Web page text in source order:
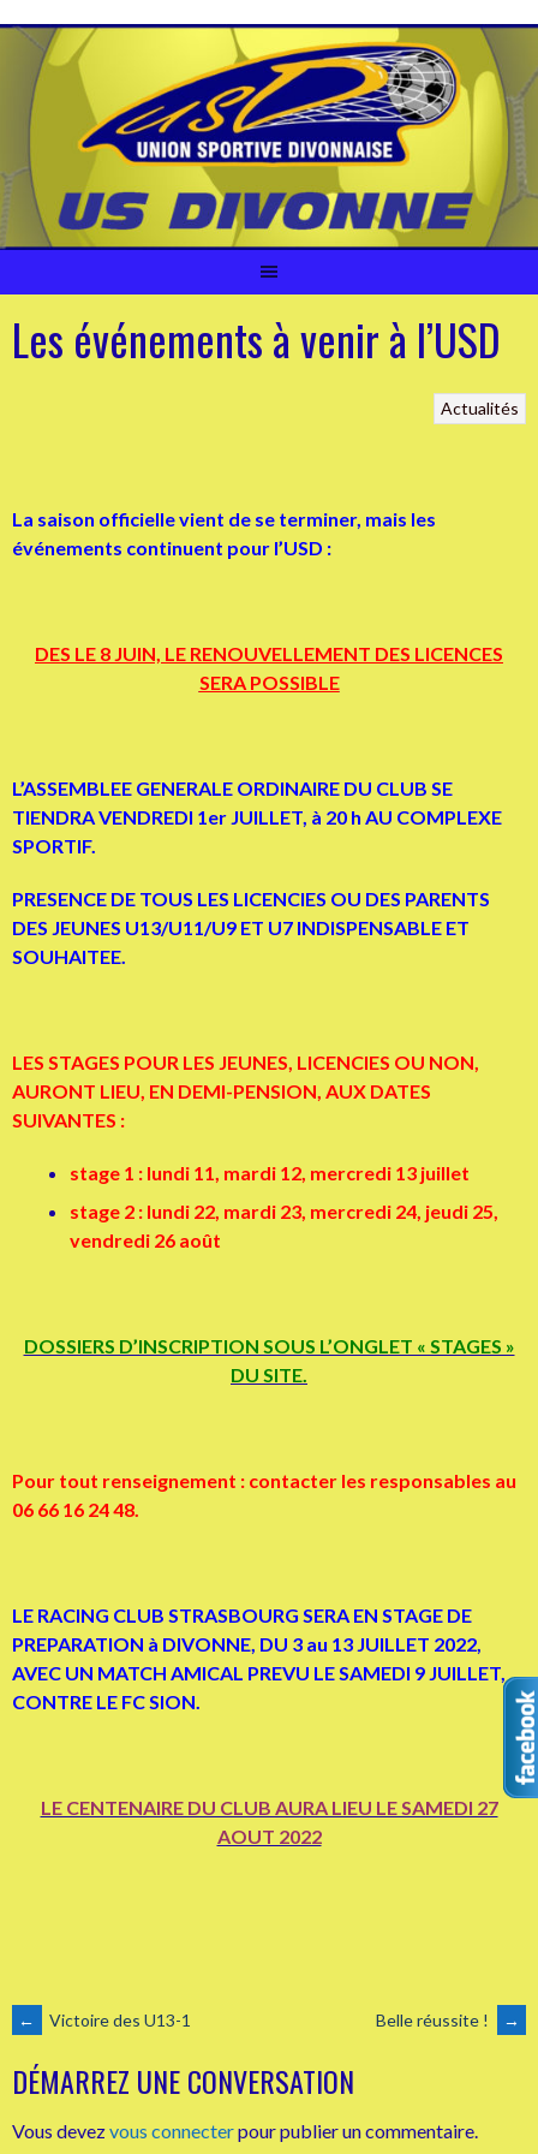
contenu
Les événements à venir à l’USD
Actualités
La saison officielle vient de se terminer, mais les
événements continuent pour l’USD :
DES LE 8 JUIN, LE RENOUVELLEMENT DES LICENCES
SERA POSSIBLE
L’ASSEMBLEE GENERALE ORDINAIRE DU CLUB SE
TIENDRA VENDREDI 1er JUILLET, à 20 h AU COMPLEXE
SPORTIF.
PRESENCE DE TOUS LES LICENCIES OU DES PARENTS
DES JEUNES U13/U11/U9 ET U7 INDISPENSABLE ET
SOUHAITEE.
LES STAGES POUR LES JEUNES, LICENCIES OU NON,
AURONT LIEU, EN DEMI-PENSION, AUX DATES
SUIVANTES :
stage 1 : lundi 11, mardi 12, mercredi 13 juillet
stage 2 : lundi 22, mardi 23, mercredi 24, jeudi 25,
vendredi 26 août
DOSSIERS D’INSCRIPTION SOUS L’ONGLET « STAGES »
DU SITE.
Pour tout renseignement : contacter les responsables au
06 66 16 24 48.
LE RACING CLUB STRASBOURG SERA EN STAGE DE
PREPARATION à DIVONNE, DU 3 au 13 JUILLET 2022,
AVEC UN MATCH AMICAL PREVU LE SAMEDI 9 JUILLET,
CONTRE LE FC SION.
LE CENTENAIRE DU CLUB AURA LIEU LE SAMEDI 27
AOUT 2022
NAVIGATION
DES
← Victoire des U13-1 Belle réussite ! →
DÉMARREZ UNE CONVERSATION
Vous devezvous connecterpour publier un commentaire.